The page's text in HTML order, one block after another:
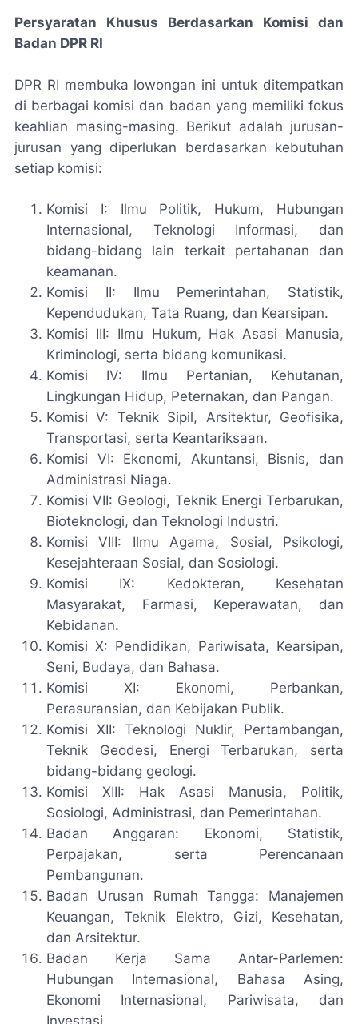
Persyaratan Khusus Berdasarkan Komisi dan
Badan DPR RI
DPR RI membuka lowongan ini untuk ditempatkan
di berbagai komisi dan badan yang memiliki fokus
keahlian masing-masing. Berikut adalah jurusan-
jurusan yang diperlukan berdasarkan kebutuhan
setiap komisi:
Komisi I: Ilmu Politik, Hukum, Hubungan
Internasional, Teknologi Informasi, dan
bidang-bidang lain terkait pertahanan dan
keamanan.
Komisi II: Ilmu Pemerintahan, Statistik,
Kependudukan, Tata Ruang, dan Kearsipan.
Komisi III: Ilmu Hukum, Hak Asasi Manusia,
Kriminologi, serta bidang komunikasi.
Komisi IV: Ilmu Pertanian, Kehutanan,
Lingkungan Hidup, Peternakan, dan Pangan.
Komisi V: Teknik Sipil, Arsitektur, Geofisika,
Transportasi, serta Keantariksaan.
Komisi VI: Ekonomi, Akuntansi, Bisnis, dan
Administrasi Niaga.
Komisi VII: Geologi, Teknik Energi Terbarukan,
Bioteknologi, dan Teknologi Industri.
Komisi VIII: Ilmu Agama, Sosial, Psikologi,
Kesejahteraan Sosial, dan Sosiologi.
Komisi IX: Kedokteran, Kesehatan
Masyarakat, Farmasi, Keperawatan, dan
Kebidanan.
Komisi X: Pendidikan, Pariwisata, Kearsipan,
Seni, Budaya, dan Bahasa.
Komisi XI: Ekonomi, Perbankan,
Perasuransian, dan Kebijakan Publik.
Komisi XII: Teknologi Nuklir, Pertambangan,
Teknik Geodesi, Energi Terbarukan, serta
bidang-bidang geologi.
Komisi XIII: Hak Asasi Manusia, Politik,
Sosiologi, Administrasi, dan Pemerintahan.
Badan Anggaran: Ekonomi, Statistik,
Perpajakan, serta Perencanaan
Pembangunan.
Badan Urusan Rumah Tangga: Manajemen
Keuangan, Teknik Elektro, Gizi, Kesehatan,
dan Arsitektur.
Badan Kerja Sama Antar-Parlemen:
Hubungan Internasional, Bahasa Asing,
Ekonomi Internasional, Pariwisata, dan
Investasi.